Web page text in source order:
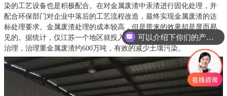
染的工艺设备也是积极配合。在对金属废渣中汞渣进行固化处理，并
配合环保部门对企业中落后的工艺流程改造，最终实现金属废渣的达
标处理要求。金属废渣处理的成本较高，但是带来的效果却是显而易
见的。据统计，仅江苏一个地区就投入约6亿元资金开展历史遗留污染
治理，治理重金属废渣约600万吨，有效的减少土壤污染。
可以介绍下你们的产品么？